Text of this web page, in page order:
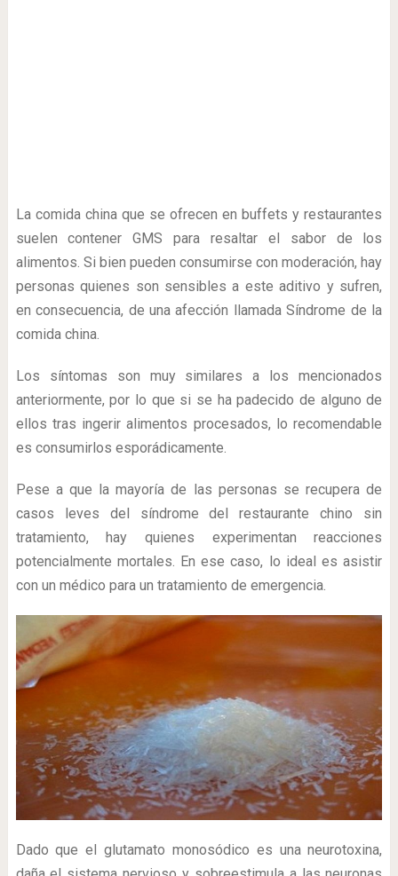
La comida china que se ofrecen en buffets y restaurantes
suelen contener GMS para resaltar el sabor de los
alimentos. Si bien pueden consumirse con moderación, hay
personas quienes son sensibles a este aditivo y sufren,
en consecuencia, de una afección llamada Síndrome de la
comida china.
Los síntomas son muy similares a los mencionados
anteriormente, por lo que si se ha padecido de alguno de
ellos tras ingerir alimentos procesados, lo recomendable
es consumirlos esporádicamente.
Pese a que la mayoría de las personas se recupera de
casos leves del síndrome del restaurante chino sin
tratamiento, hay quienes experimentan reacciones
potencialmente mortales. En ese caso, lo ideal es asistir
con un médico para un tratamiento de emergencia.
Dado que el glutamato monosódico es una neurotoxina,